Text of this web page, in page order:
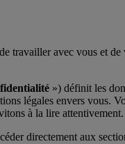
travailler avec vous et
») définit les
légales envers vous.
à la lire attentivement.
directement aux